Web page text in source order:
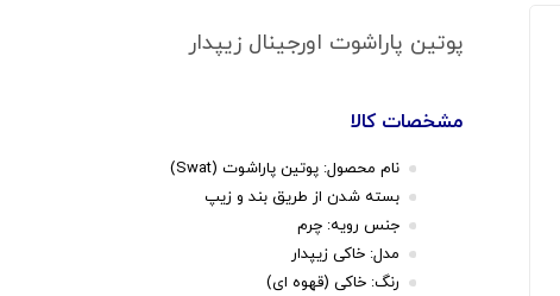
پوتین پاراشوت اورجینال زیپدار
مشخصات کالا
نام محصول: پوتین پاراشوت (Swat)
بسته شدن از طریق بند و زیپ
جنس رویه: چرم
مدل: خاکی زیپدار
رنگ: خاکی (قهوه ای)